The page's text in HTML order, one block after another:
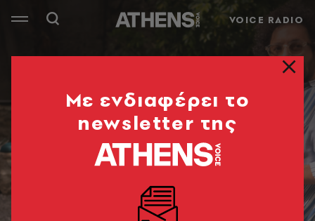
VOICE RADIO
Mε ενδιαφέρει το
newsletter της